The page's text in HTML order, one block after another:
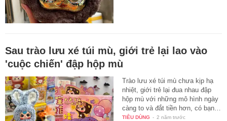
Sau trào lưu xé túi mù, giới trẻ lại lao vào
'cuộc chiến' đập hộp mù
Trào lưu xé túi mù chưa kịp hạ
nhiệt, giới trẻ lại đua nhau đập
hộp mù với những mô hình ngày
càng to và đắt tiền hơn, có bạn…
TIÊU DÙNG - 2 năm trước